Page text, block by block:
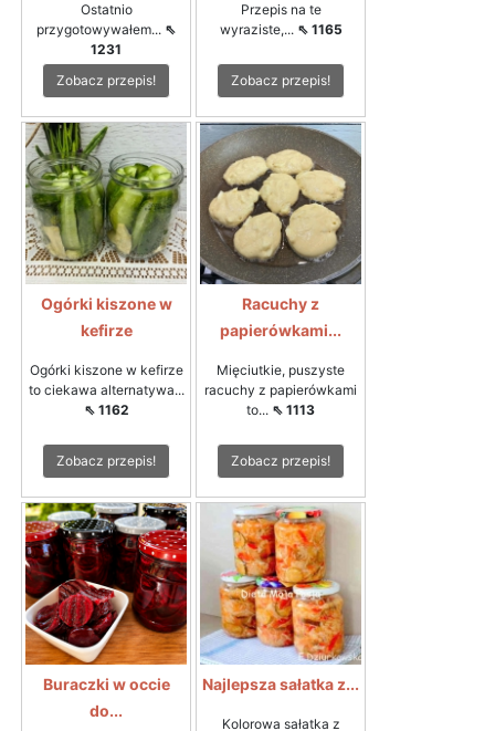
Ostatnio
przygotowywałem... ⇖
1231
Zobacz przepis!
Przepis na te
wyraziste,... ⇖ 1165
Zobacz przepis!
Ogórki kiszone w
kefirze
Ogórki kiszone w kefirze
to ciekawa alternatywa...
⇖ 1162
Zobacz przepis!
Racuchy z
papierówkami...
Mięciutkie, puszyste
racuchy z papierówkami
to... ⇖ 1113
Zobacz przepis!
Buraczki w occie
do...
Najlepsza sałatka z...
Kolorowa sałatka z